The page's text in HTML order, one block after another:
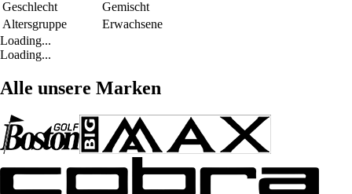
Geschlecht
Gemischt
Altersgruppe
Erwachsene
Loading...
Loading...
Alle unsere Marken